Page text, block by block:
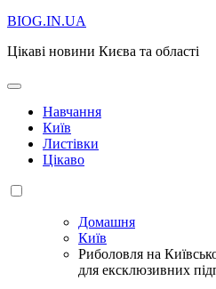
BIOG.IN.UA
Цікаві новини Києва та області
Навчання
Київ
Листівки
Цікаво
Домашня
Київ
Риболовля на
для ексклюзивних